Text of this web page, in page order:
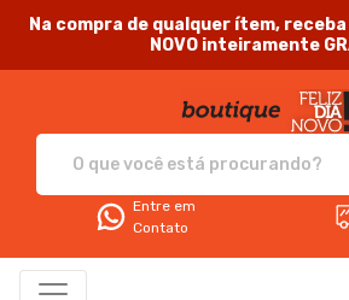
Na compra de qualquer ítem, receba
NOVO inteiramente
Entre em
Contato